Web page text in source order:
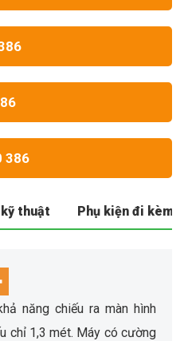
386
thuật Phụ kiện đi kèm
năng chiếu ra màn hình
chỉ 1,3 mét. Máy có cường